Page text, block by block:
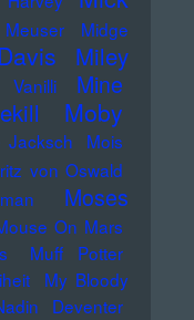
Midge
Miley
Vanilli Mine
Moby
Jacksch
Mois
von Oswald
Moses
On Mars
Muff Potter
My Bloody
Deventer